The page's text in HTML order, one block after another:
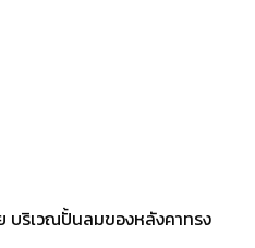
บริเวณปั้นลมของหลังคาทรง